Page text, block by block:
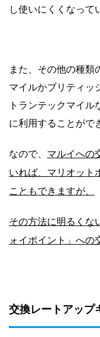
し使いにくくなって
また、その他の種類
マイルかブリティッ
トランテックマイ
に利用することがで
なので、 マルイへの
いれば、マリオット
こともできますが、
その方法に明るくな
ォイポイント」への
交換レートアップ